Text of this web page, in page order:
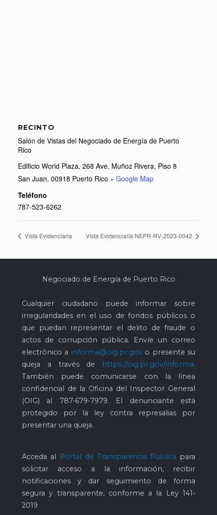
RECINTO
Salón de Vistas del Negociado de Energía de Puerto
Rico
Edificio World Plaza, 268 Ave. Muñoz Rivera, Piso 8
San Juan, 00918 Puerto Rico + Google Map
Teléfono
787-523-6262
Vista Evidenciaria Vista Evidenciaria NEPR-RV-2023-0042
Negociado de Energía de Puerto Rico
Cualquier ciudadano puede informar sobre
irregularidades en el uso de fondos públicos o
que puedan representar el delito de fraude o
actos de corrupción pública. Envíe un correo
electrónico a informa@oig.pr.govo presente su
queja a través de
https://oig.pr.gov/informa.
También puede comunicarse con la línea
confidencial de la Oficina del Inspector General
(OIG) al 787-679-7979. El denunciante está
protegido por la ley contra represalias por
presentar una queja.
Acceda al Portal de Transparencia Pública para
solicitar acceso a la información, recibir
notificaciones y dar seguimiento de forma
segura y transparente, conforme a la Ley 141-
2019